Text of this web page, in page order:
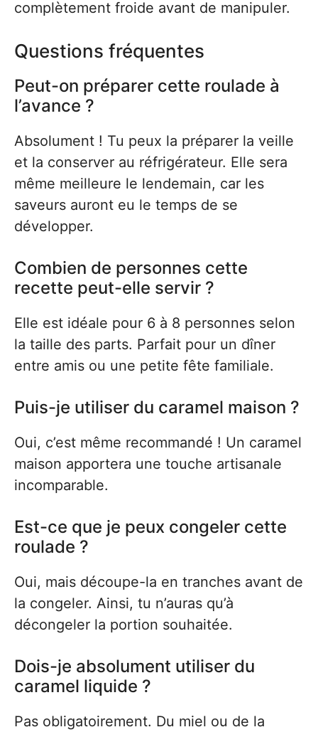
complètement froide avant de manipuler.
Questions fréquentes
Peut-on préparer cette roulade à
l’avance ?
Absolument ! Tu peux la préparer la veille
et la conserver au réfrigérateur. Elle sera
même meilleure le lendemain, car les
saveurs auront eu le temps de se
développer.
Combien de personnes cette
recette peut-elle servir ?
Elle est idéale pour 6 à 8 personnes selon
la taille des parts. Parfait pour un dîner
entre amis ou une petite fête familiale.
Puis-je utiliser du caramel maison ?
Oui, c’est même recommandé ! Un caramel
maison apportera une touche artisanale
incomparable.
Est-ce que je peux congeler cette
roulade ?
Oui, mais découpe-la en tranches avant de
la congeler. Ainsi, tu n’auras qu’à
décongeler la portion souhaitée.
Dois-je absolument utiliser du
caramel liquide ?
Pas obligatoirement. Du miel ou de la